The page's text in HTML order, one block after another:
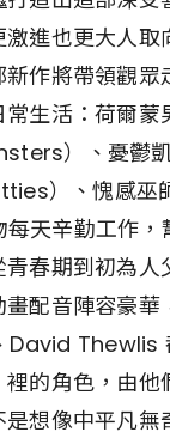
進也更大人取
新作將帶領觀
生活：荷爾蒙
）、憂鬱
）、愧感
天辛勤工作，
春期到初為人
配音陣容豪華
Thewlis
的角色，由他
是想像中平凡無